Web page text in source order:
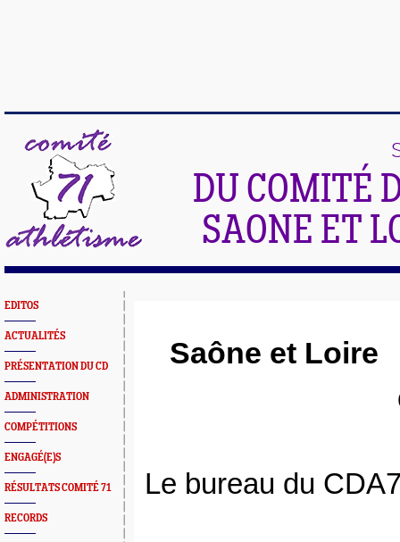
DU COMITÉ
SAONE ET
EDITOS
ACTUALITÉS
PRÉSENTATION DU CD
ADMINISTRATION
COMPÉTITIONS
ENGAGÉ(E)S
RÉSULTATS COMITÉ 71
RECORDS
Saône et Loire
Le bureau du